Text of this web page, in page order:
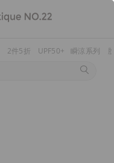
2件5折 UPF50+ 瞬涼系列